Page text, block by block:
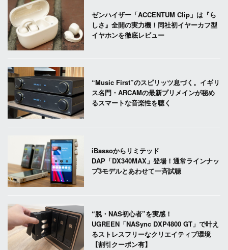
ゼンハイザー「ACCENTUM Clip」は『ら
しさ』全開の実力機！同社初イヤーカフ型
イヤホンを徹底レビュー
“Music First”のスピリッツ息づく。イギリ
ス名門・ARCAMの最新プリメインが秘め
るスマートな音楽性を聴く
iBassoからリミテッド
DAP「DX340MAX」登場！通常ラインナッ
プ3モデルとあわせて一斉試聴
“脱・NAS初心者”を実感！
UGREEN「NASync DXP4800 GT」で叶え
るストレスフリーなクリエイティブ環境
【割引クーポン有】